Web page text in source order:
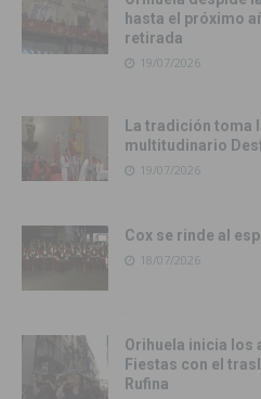
hasta el próximo
retirada
19/07/2026
La tradición toma
multitudinario
19/07/2026
Cox se rinde al
18/07/2026
Orihuela inicia los
Fiestas con el
Rufina